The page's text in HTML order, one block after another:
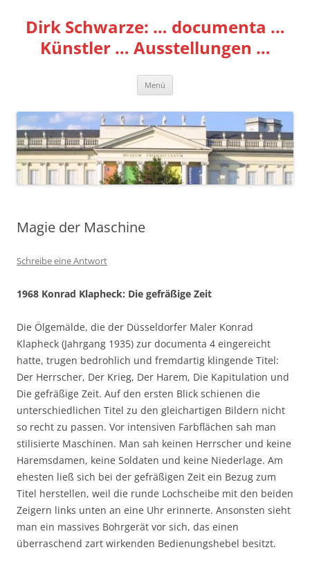
springen
Dirk Schwarze: … documenta …
Künstler … Ausstellungen …
Menü
Magie der Maschine
Schreibe eine Antwort
1968 Konrad Klapheck: Die gefräßige Zeit
Die Ölgemälde, die der Düsseldorfer Maler Konrad
Klapheck (Jahrgang 1935) zur documenta 4 eingereicht
hatte, trugen bedrohlich und fremdartig klingende Titel:
Der Herrscher, Der Krieg, Der Harem, Die Kapitulation und
Die gefräßige Zeit. Auf den ersten Blick schienen die
unterschiedlichen Titel zu den gleichartigen Bildern nicht
so recht zu passen. Vor intensiven Farbflächen sah man
stilisierte Maschinen. Man sah keinen Herrscher und keine
Haremsdamen, keine Soldaten und keine Niederlage. Am
ehesten ließ sich bei der gefräßigen Zeit ein Bezug zum
Titel herstellen, weil die runde Lochscheibe mit den beiden
Zeigern links unten an eine Uhr erinnerte. Ansonsten sieht
man ein massives Bohrgerät vor sich, das einen
überraschend zart wirkenden Bedienungshebel besitzt.